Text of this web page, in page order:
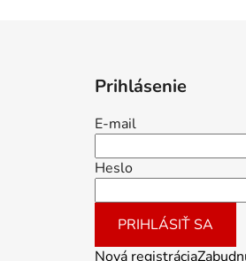
Prihlásenie
E-mail
Heslo
PRIHLÁSIŤ SA
Nová registrácia